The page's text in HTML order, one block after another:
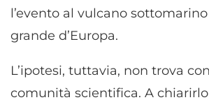
l’evento al vulcano
grande d’Europa.
L’ipotesi, tuttavia, non trova
comunità scientifica. A